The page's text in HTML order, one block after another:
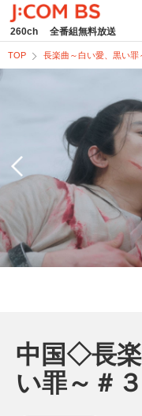
260ch 全番組無料放送
TOP 長楽曲～白い愛、黒い罪
中国◇長
い罪～＃